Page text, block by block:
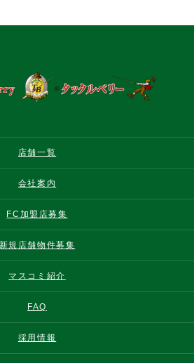
店舗一覧
会社案内
FC加盟店募集
新規店舗物件募集
マスコミ紹介
FAQ
採用情報